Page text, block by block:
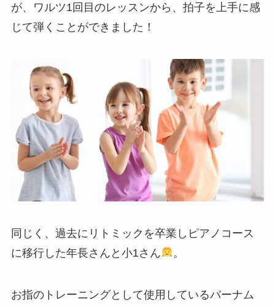
が、ワルツ1回目のレッスンから、拍子を上手に感
じて弾くことができました！
同じく、過去にリトミックを卒業しピアノコース
に移行した年長さんと小1さん
。
お指のトレーニングとして使用しているバーナム